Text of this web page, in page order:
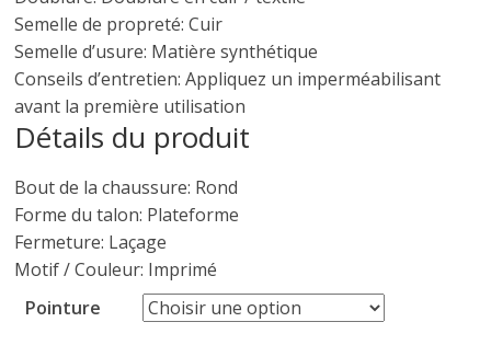
m
i
n
i
n
Semelle de propreté: Cuir
Semelle d’usure: Matière synthétique
Conseils d’entretien: Appliquez un imperméabilisant
avant la première utilisation
Détails du produit
Bout de la chaussure: Rond
Forme du talon: Plateforme
Fermeture: Laçage
Motif / Couleur: Imprimé
Pointure